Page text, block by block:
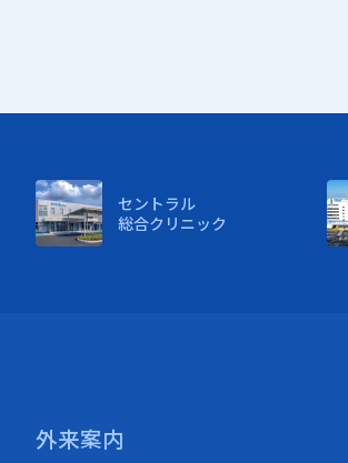
セントラル
総合クリニック
外来案内